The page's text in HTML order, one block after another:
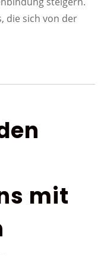
die sich von der
mit